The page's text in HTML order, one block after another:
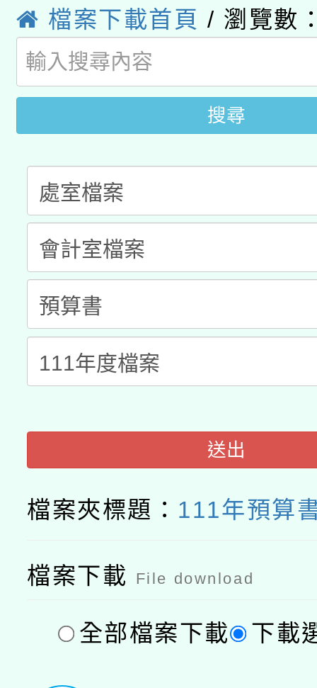
接種之民眾」措施，延
月28日止
用水績優單位及節水達
動」
桃園市孔廟祈福系列
開 智慧啟航」
2026年桃園地景藝術
「2026桃園藝術巡演
關事宜
轉知教育部國民及學前
國立臺灣師範大學辦理
年度健康促進學校輔導
業成長研習」實施計畫
函轉國家教育研究院中
原住民族教育政策研討
族教育國際趨勢與發展
轉知教育部國民及學前
新北市政府教育局辦理
師專業成長研習實施計
方素養工作坊新北場」
函轉國立臺灣師範大學
族語言臺北學習中心
「族語學習班」招生簡
轉知有關國立成功大學
文教學共融平台-教案
件」活動簡章
教育部國民及學前教育
年度COVID-19疫苗接
接種對象擴大為「滿6
接種之民眾」措施，延
月28日止
檔案下載首頁 / 瀏覽數
搜尋
送出
檔案夾標題： 111年預算
檔案下載 File download
全部檔案下載 下載